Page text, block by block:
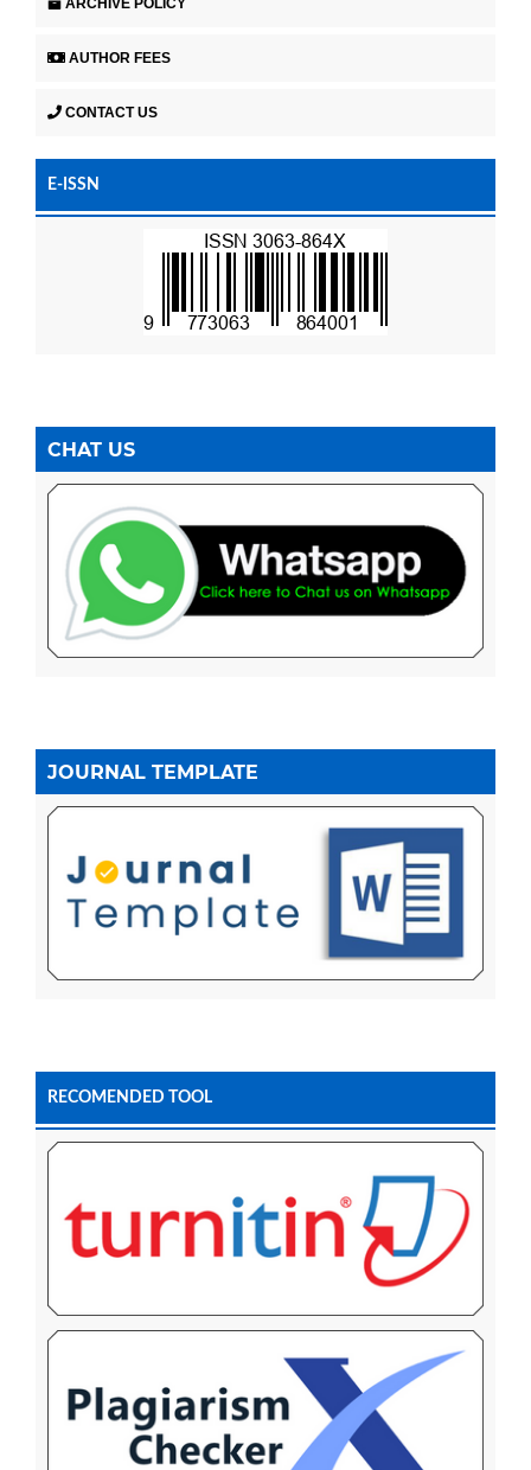
AUTHOR FEES
CONTACT US
E-ISSN
CHAT US
JOURNAL TEMPLATE
RECOMENDED TOOL